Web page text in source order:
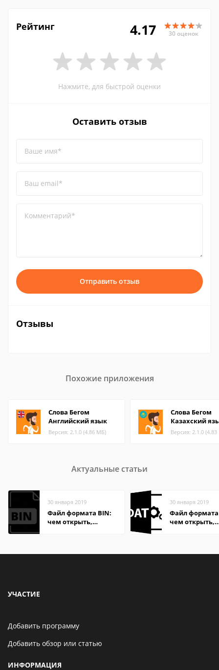
Рейтинг 4.17 30 оценок
Нажмите, для быстрой оценки
Оставить отзыв
Ваше имя*
Ваш email*
Комментарий*
Отправить отзыв
Отзывы
Похожие приложения
Слова Бегом
Английский язык
Версия: 2.1.0 (4.86 МБ)
Слова Бегом
Казахский
Версия: 2.1.0
Актуальные статьи
30 января 2019
Файл формата BIN:
чем открыть,
30 января 2019
Файл формата
чем открыть,
УЧАСТИЕ
Добавить программу
Добавить обзор или статью
ИНФОРМАЦИЯ